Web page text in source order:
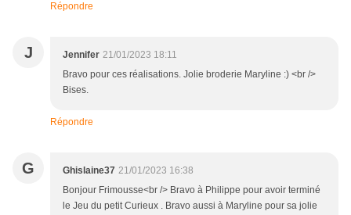
Répondre
J Jennifer 21/01/2023 18:11
Bravo pour ces réalisations. Jolie broderie Maryline :) <br />
Bises.
Répondre
G Ghislaine37 21/01/2023 16:38
Bonjour Frimousse<br /> Bravo à Philippe pour avoir terminé
le Jeu du petit Curieux . Bravo aussi à Maryline pour sa jolie